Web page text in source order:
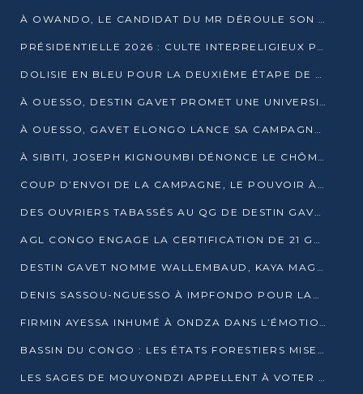
À OWANDO, LE CANDIDAT DU MR DÉROULE SON PROGRAMME DE “CHANGEMENT”
PRÉSIDENTIELLE 2026 : CULTE INTERRELIGIEUX POUR LA PAIX À OUENZÉ
DOLISIE EN BLEU POUR LA DEUXIÈME ÉTAPE DE CAMPAGNE DE DSN
À OUESSO, DESTIN GAVET PROMET UNE UNIVERSITÉ POUR LA SANGHA
À OUESSO, GAVET ELONGO LANCE SA CAMPAGNE SOUS LE SIGNE DU RENOUVEAU
À SIBITI, JOSEPH KIGNOUMBI DÉNONCE LE CHÔMAGE ET LES DÉFAILLANCES DE L’ÉTAT
COUP D’ENVOI DE LA CAMPAGNE, LE POUVOIR À POINTE-NOIRE, L’OPPOSITION À OUESSO ET SIBITI
DES OUVRIERS TABASSÉS AU QG DE DESTIN GAVET À 24 HEURES DE L’OUVERTURE DE LA CAMPAGNE
AGL CONGO ENGAGE LA CERTIFICATION DE 21 GRUTIERS AUX NORMES INTERNATIONALES
DESTIN GAVET NOMME WALLEMBAUD, KAYA MAGANE, BOUDZIKA ET MBOUSSA-ELLAH AUX COMMANDES DE SA CAMPAGNE
DENIS SASSOU-NGUESSO À IMPFONDO POUR LANCER LE CORRIDOR 13
FIRMIN AYESSA INHUMÉ À ONDZA DANS L’ÉMOTION ET LE RECUEILLEMENT
BASSIN DU CONGO : LES ÉTATS FORESTIERS MISENT SUR LES MARCHÉS CARBONE
LES SAGES DE MOUYONDZI APPELLENT À VOTER DENIS SASSOU-NGUESSO